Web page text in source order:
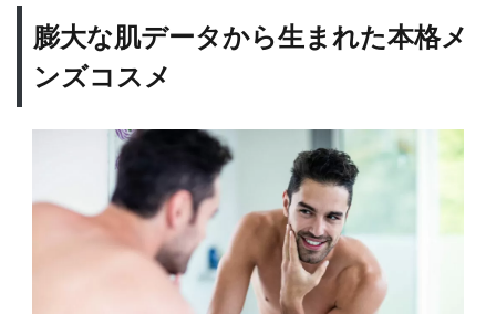
ンジ
ェル
ロー
ズコ
膨大な肌データから生まれた本格メ
ンズコスメ